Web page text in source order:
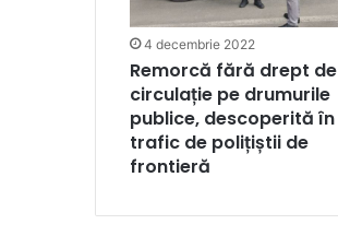
4 decembrie 2022
Remorcă fără drept de
circulație pe drumurile
publice, descoperită în
trafic de polițiștii de
frontieră